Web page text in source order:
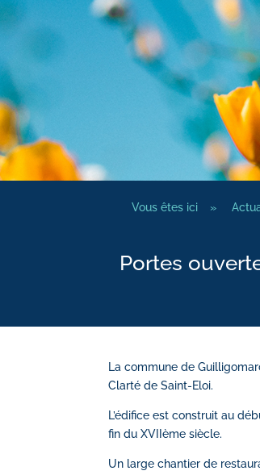
Vous êtes ici »
Portes
La commune de
Clarté de Saint-Eloi.
L’édifice est construit au
fin du XVIIème siècle.
Un large chantier de